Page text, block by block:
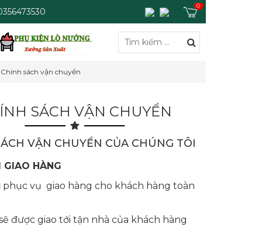
0
Chính sách vận chuyển
SÁCH VẬN CHUYỂN
VẬN CHUYỂN CỦA CHÚNG TÔI
GIAO HÀNG
phục vụ giao hàng cho khách hàng toàn
được giao tới tận nhà của khách hàng